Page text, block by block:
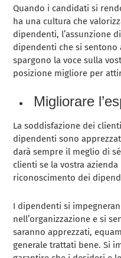
Quando i candidati si
ha una cultura che
dipendenti, l’assunzione
dipendenti che si
spargono la voce sulla
posizione migliore per
Migliorare
La soddisfazione dei
dipendenti sono
darà sempre il meglio di
clienti se la vostra
riconoscimento dei
I dipendenti si
nell’organizzazione e si
saranno apprezzati,
generale trattati bene. Si